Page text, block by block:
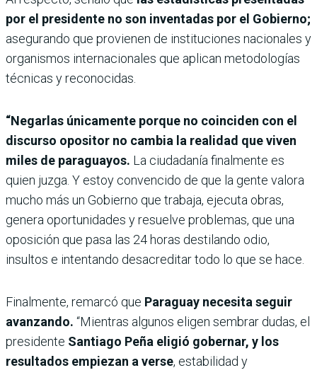
por el presidente no son inventadas por el Gobierno;
asegurando que provienen de instituciones nacionales y
organismos internacionales que aplican metodologías
técnicas y reconocidas.
“Negarlas únicamente porque no coinciden con el
discurso opositor no cambia la realidad que viven
miles de paraguayos. La ciudadanía finalmente es
quien juzga. Y estoy convencido de que la gente valora
mucho más un Gobierno que trabaja, ejecuta obras,
genera oportunidades y resuelve problemas, que una
oposición que pasa las 24 horas destilando odio,
insultos e intentando desacreditar todo lo que se hace.
Finalmente, remarcó que Paraguay necesita seguir
avanzando. “Mientras algunos eligen sembrar dudas, el
presidente Santiago Peña eligió gobernar, y los
resultados empiezan a verse, estabilidad y